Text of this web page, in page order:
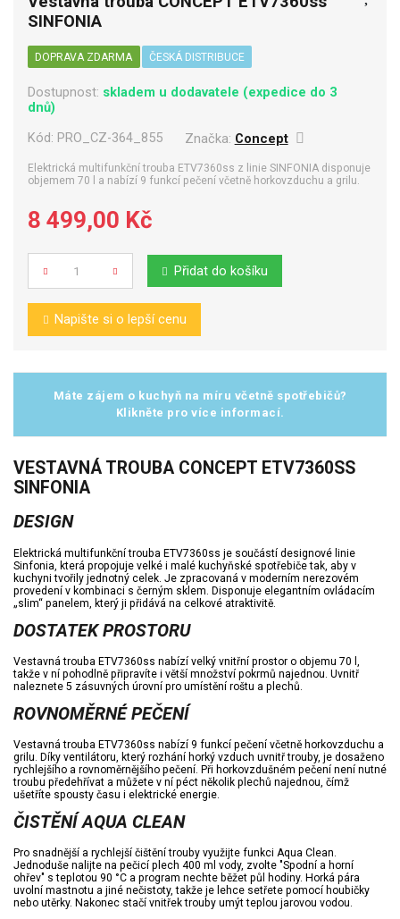
SINFONIA
DOPRAVA ZDARMA ČESKÁ DISTRIBUCE
Dostupnost: skladem u dodavatele (expedice do 3
dnů)
Kód: PRO_CZ-364_855 Značka: Concept
Elektrická multifunkční trouba ETV7360ss z linie SINFONIA disponuje
objemem 70 l a nabízí 9 funkcí pečení včetně horkovzduchu a grilu.
8 499,00 Kč
Počet Přidat do košíku
Napište si o lepší cenu
Máte zájem o kuchyň na míru včetně spotřebičů?
Klikněte pro více informací.
VESTAVNÁ TROUBA CONCEPT ETV7360SS
SINFONIA
DESIGN
Elektrická multifunkční trouba ETV7360ss je součástí designové linie
Sinfonia, která propojuje velké i malé kuchyňské spotřebiče tak, aby v
kuchyni tvořily jednotný celek. Je zpracovaná v moderním nerezovém
provedení v kombinaci s černým sklem. Disponuje elegantním ovládacím
„slim“ panelem, který ji přidává na celkové atraktivitě.
DOSTATEK PROSTORU
Vestavná trouba ETV7360ss nabízí velký vnitřní prostor o objemu 70 l,
takže v ní pohodlně připravíte i větší množství pokrmů najednou. Uvnitř
naleznete 5 zásuvných úrovní pro umístění roštu a plechů.
ROVNOMĚRNÉ PEČENÍ
Vestavná trouba ETV7360ss nabízí 9 funkcí pečení včetně horkovzduchu a
grilu. Díky ventilátoru, který rozhání horký vzduch uvnitř trouby, je dosaženo
rychlejšího a rovnoměrnějšího pečení. Při horkovzdušném pečení není nutné
troubu předehřívat a můžete v ní péct několik plechů najednou, čímž
ušetříte spousty času i elektrické energie.
ČISTĚNÍ AQUA CLEAN
Pro snadnější a rychlejší čištění trouby využijte funkci Aqua Clean.
Jednoduše nalijte na pečicí plech 400 ml vody, zvolte "Spodní a horní
ohřev" s teplotou 90 °C a program nechte běžet půl hodiny. Horká pára
uvolní mastnotu a jiné nečistoty, takže je lehce setřete pomocí houbičky
nebo utěrky. Nakonec stačí vnitřek trouby umýt teplou jarovou vodou.